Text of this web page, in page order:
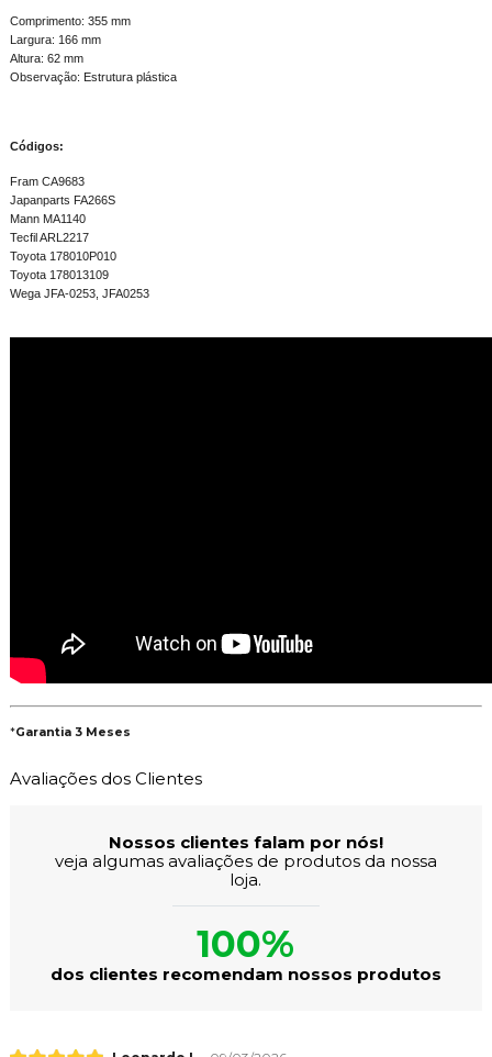
Comprimento: 355 mm
Largura: 166 mm
Altura: 62 mm
Observação: Estrutura plástica
Códigos:
Fram CA9683
Japanparts FA266S
Mann MA1140
Tecfil ARL2217
Toyota 178010P010
Toyota 178013109
Wega JFA-0253, JFA0253
*Garantia 3 Meses
Avaliações dos Clientes
Nossos clientes falam por nós!
veja algumas avaliações de produtos da nossa
loja.
100%
dos clientes recomendam nossos produtos